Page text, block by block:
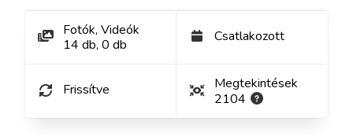
Fotók, Videók
14 db, 0 db Csatlakozott
Frissítve
Megtekintések
2104